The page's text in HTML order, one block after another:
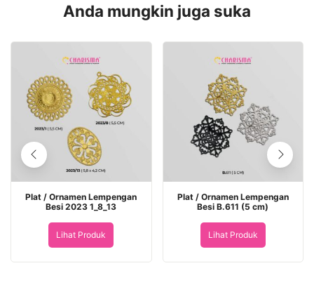
Anda mungkin juga suka
Plat / Ornamen Lempengan
Besi 2023 1_8_13
Lihat Produk
Plat / Ornamen Lempengan
Besi B.611 (5 cm)
Lihat Produk